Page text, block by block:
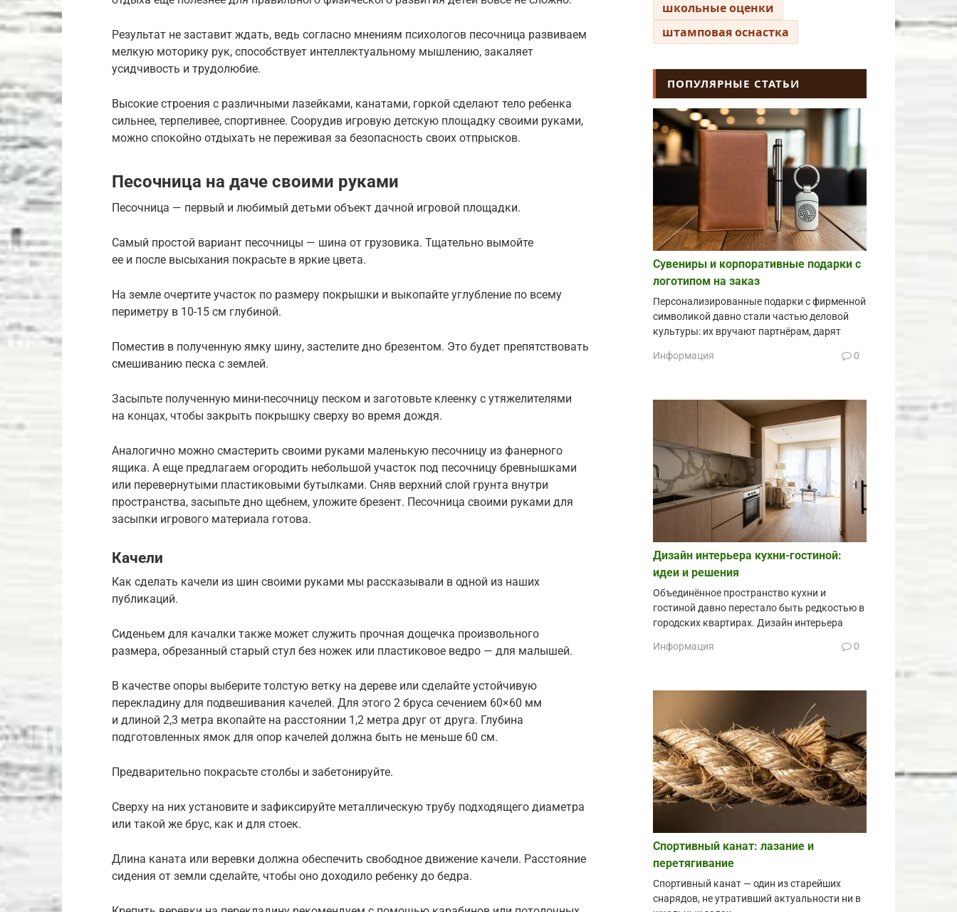
Результат не заставит ждать, ведь согласно мнениям психологов песочница развиваем
мелкую моторику рук, способствует интеллектуальному мышлению, закаляет
усидчивость и трудолюбие.
Высокие строения с различными лазейками, канатами, горкой сделают тело ребенка
сильнее, терпеливее, спортивнее. Соорудив игровую детскую площадку своими руками,
можно спокойно отдыхать не переживая за безопасность своих отпрысков.
Песочница на даче своими руками
Песочница — первый и любимый детьми объект дачной игровой площадки.
Самый простой вариант песочницы — шина от грузовика. Тщательно вымойте
ее и после высыхания покрасьте в яркие цвета.
На земле очертите участок по размеру покрышки и выкопайте углубление по всему
периметру в 10-15 см глубиной.
Поместив в полученную ямку шину, застелите дно брезентом. Это будет препятствовать
смешиванию песка с землей.
Засыпьте полученную мини-песочницу песком и заготовьте клеенку с утяжелителями
на концах, чтобы закрыть покрышку сверху во время дождя.
Аналогично можно смастерить своими руками маленькую песочницу из фанерного
ящика. А еще предлагаем огородить небольшой участок под песочницу бревнышками
или перевернутыми пластиковыми бутылками. Сняв верхний слой грунта внутри
пространства, засыпьте дно щебнем, уложите брезент. Песочница своими руками для
засыпки игрового материала готова.
Качели
Как сделать качели из шин своими руками мы рассказывали в одной из наших
публикаций.
Сиденьем для качалки также может служить прочная дощечка произвольного
размера, обрезанный старый стул без ножек или пластиковое ведро — для малышей.
В качестве опоры выберите толстую ветку на дереве или сделайте устойчивую
перекладину для подвешивания качелей. Для этого 2 бруса сечением 60×60 мм
и длиной 2,3 метра вкопайте на расстоянии 1,2 метра друг от друга. Глубина
подготовленных ямок для опор качелей должна быть не меньше 60 см.
Предварительно покрасьте столбы и забетонируйте.
Сверху на них установите и зафиксируйте металлическую трубу подходящего диаметра
или такой же брус, как и для стоек.
Длина каната или веревки должна обеспечить свободное движение качели. Расстояние
сидения от земли сделайте, чтобы оно доходило ребенку до бедра.
школьные оценки
штамповая оснастка
ПОПУЛЯРНЫЕ СТАТЬИ
Сувениры и корпоративные подарки с
логотипом на заказ
Персонализированные подарки с фирменной
символикой давно стали частью деловой
культуры: их вручают партнёрам, дарят
Информация 0
Дизайн интерьера кухни-гостиной:
идеи и решения
Объединённое пространство кухни и
гостиной давно перестало быть редкостью в
городских квартирах. Дизайн интерьера
Информация 0
Спортивный канат: лазание и
перетягивание
Спортивный канат — один из старейших
снарядов, не утративший актуальности ни в